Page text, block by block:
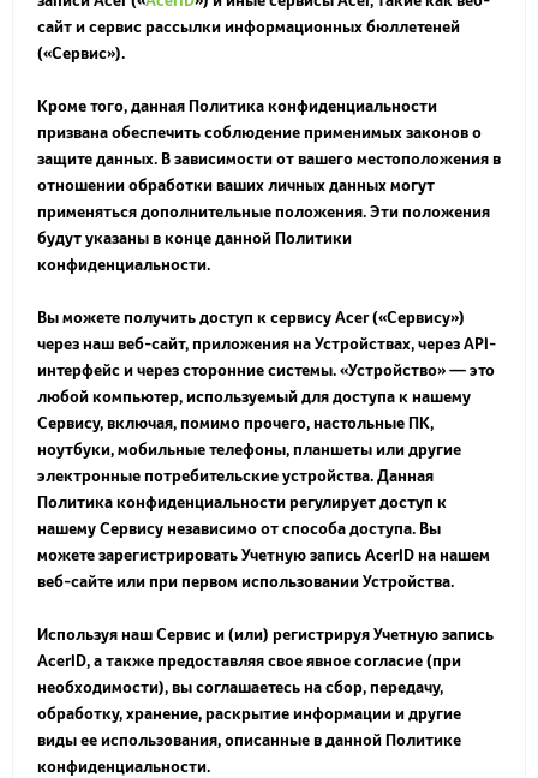
сайт и сервис рассылки информационных бюллетеней
(«Сервис»).
Кроме того, данная Политика конфиденциальности
призвана обеспечить соблюдение применимых законов о
защите данных. В зависимости от вашего местоположения в
отношении обработки ваших личных данных могут
применяться дополнительные положения. Эти положения
будут указаны в конце данной Политики
конфиденциальности.
Вы можете получить доступ к сервису Acer («Сервису»)
через наш веб-сайт, приложения на Устройствах, через API-
интерфейс и через сторонние системы. «Устройство» — это
любой компьютер, используемый для доступа к нашему
Сервису, включая, помимо прочего, настольные ПК,
ноутбуки, мобильные телефоны, планшеты или другие
электронные потребительские устройства. Данная
Политика конфиденциальности регулирует доступ к
нашему Сервису независимо от способа доступа. Вы
можете зарегистрировать Учетную запись AcerID на нашем
веб-сайте или при первом использовании Устройства.
Используя наш Сервис и (или) регистрируя Учетную запись
AcerID, а также предоставляя свое явное согласие (при
необходимости), вы соглашаетесь на сбор, передачу,
обработку, хранение, раскрытие информации и другие
виды ее использования, описанные в данной Политике
конфиденциальности.